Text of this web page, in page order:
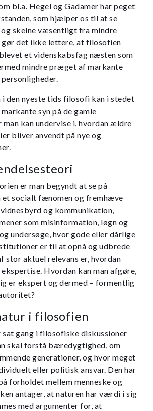
bl.a. Hegel og Gadamer har peget
som hjælper os til at se
skelne væsentligt fra mindre
det ikke lettere, at filosofien
et videnskabsfag næsten som
mindre præget af markante
i den nyeste tids filosofi kan i stedet
syn på de gamle
kan undervise i, hvordan ældre
bliver anvendt på nye og
er man begyndt at se på
et socialt fænomen og fremhæve
og kommunikation,
som misinformation, løgn og
undersøge, hvor gode eller dårlige
er til at opnå og udbrede
stor aktuel relevans er, hvordan
Hvordan kan man afgøre,
er ekspert og dermed – formentlig
i filosofien
sat gang i filosofiske diskussioner
skal forstå bæredygtighed, om
generationer, og hvor meget
eller politisk ansvar. Den har
forholdet mellem menneske og
antager, at naturen har værdi i sig
med argumenter for, at